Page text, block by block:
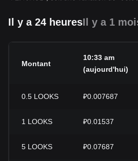
Il y a 24 heuresIl y a 1
Montant
10:33 am
(aujourd'hui)
0.5 LOOKS ₽0.007687
1 LOOKS ₽0.01537
5 LOOKS ₽0.07687